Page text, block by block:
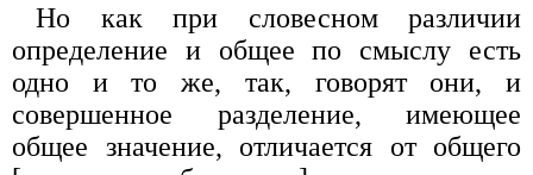
Но как при словесном различии
определение и общее по смыслу есть
одно и то же, так, говорят они, и
совершенное разделение, имеющее
общее значение, отличается от общего